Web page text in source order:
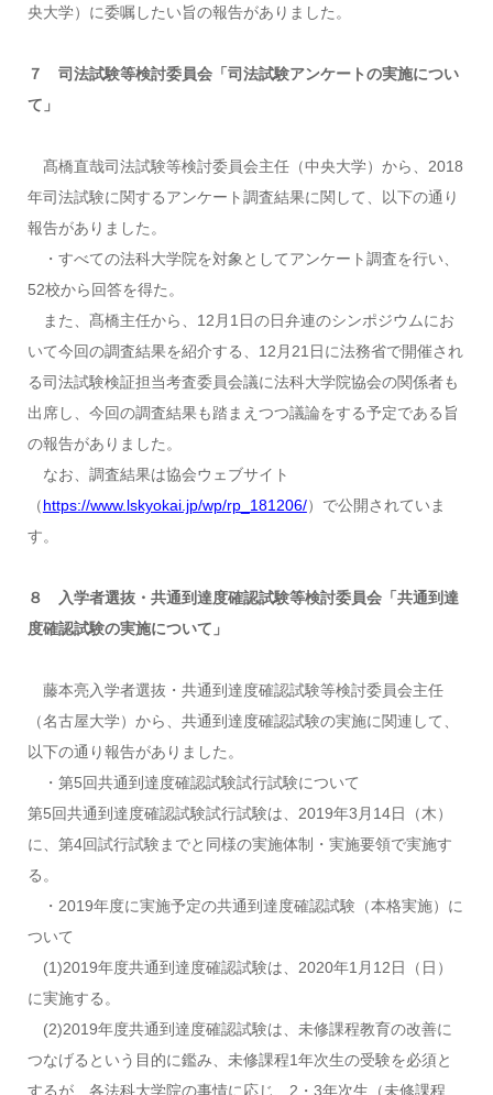
央大学）に委嘱したい旨の報告がありました。
７ 司法試験等検討委員会「司法試験アンケートの実施につい
て」
髙橋直哉司法試験等検討委員会主任（中央大学）から、2018
年司法試験に関するアンケート調査結果に関して、以下の通り
報告がありました。
・すべての法科大学院を対象としてアンケート調査を行い、
52校から回答を得た。
また、髙橋主任から、12月1日の日弁連のシンポジウムにお
いて今回の調査結果を紹介する、12月21日に法務省で開催され
る司法試験検証担当考査委員会議に法科大学院協会の関係者も
出席し、今回の調査結果も踏まえつつ議論をする予定である旨
の報告がありました。
なお、調査結果は協会ウェブサイト
（https://www.lskyokai.jp/wp/rp_181206/）で公開されていま
す。
８ 入学者選抜・共通到達度確認試験等検討委員会「共通到達
度確認試験の実施について」
藤本亮入学者選抜・共通到達度確認試験等検討委員会主任
（名古屋大学）から、共通到達度確認試験の実施に関連して、
以下の通り報告がありました。
・第5回共通到達度確認試験試行試験について
第5回共通到達度確認試験試行試験は、2019年3月14日（木）
に、第4回試行試験までと同様の実施体制・実施要領で実施す
る。
・2019年度に実施予定の共通到達度確認試験（本格実施）に
ついて
(1)2019年度共通到達度確認試験は、2020年1月12日（日）
に実施する。
(2)2019年度共通到達度確認試験は、未修課程教育の改善に
つなげるという目的に鑑み、未修課程1年次生の受験を必須と
するが、各法科大学院の事情に応じ、2・3年次生（未修課程